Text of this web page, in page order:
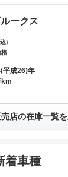
ークス
)
格
平成26)年
km
店の在庫一覧
着車種